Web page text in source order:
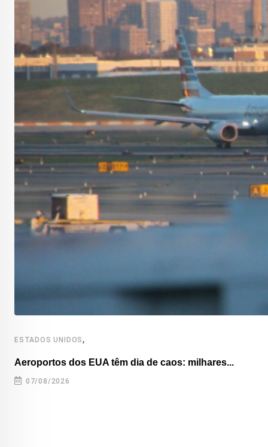
ESTADOS UNIDOS ,
Aeroportos dos EUA têm dia de caos: milhares...
07/08/2026